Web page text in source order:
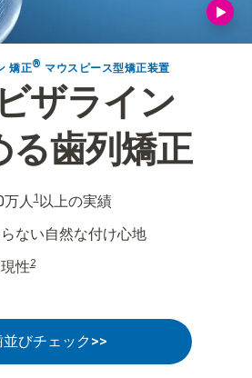
矯正® マウスピース型矯正装置​
ザライン
る歯列矯正
万人1以上の実績
ない自然な付け心地
性2
並びチェック>>